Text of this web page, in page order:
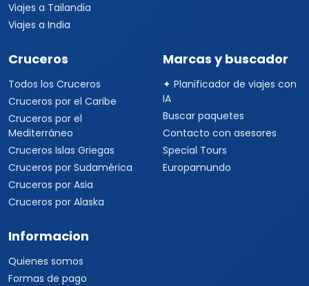
Viajes a Tailandia
Viajes a India
Cruceros
Todos los Cruceros
Cruceros por el Caribe
Cruceros por el
Mediterráneo
Cruceros Islas Griegas
Cruceros por Sudamérica
Cruceros por Asia
Cruceros por Alaska
Marcas y buscador
✦ Planificador de viajes con
IA
Buscar paquetes
Contacto con asesores
Special Tours
Europamundo
Informacion
Quienes somos
Formas de pago